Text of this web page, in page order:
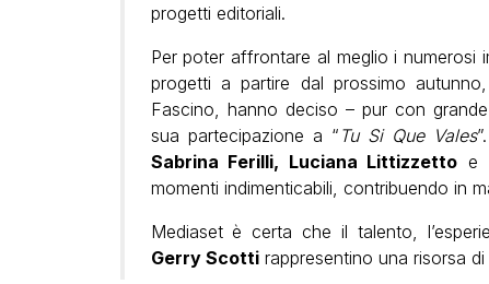
progetti editoriali.
Per poter affrontare al meglio i numerosi
progetti a partire dal prossimo
Fascino, hanno deciso – pur con
sua partecipazione a “ Tu Si Que Vales
Sabrina Ferilli, Luciana Littizzetto e
momenti indimenticabili, contribuendo in
Mediaset è certa che il talento,
Gerry Scottirappresentino una risorsa di